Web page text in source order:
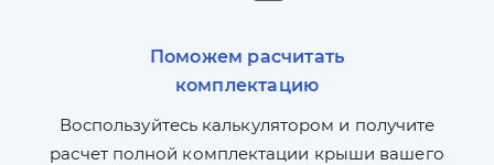
Поможем расчитать
комплектацию
Воспользуйтесь калькулятором и получите
расчет полной комплектации крыши вашего